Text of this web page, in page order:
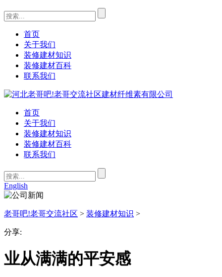
首页
关于我们
装修建材知识
装修建材百科
联系我们
首页
关于我们
装修建材知识
装修建材百科
联系我们
English
老哥吧!老哥交流社区 > 装修建材知识 >
分享:
业从满满的平安感